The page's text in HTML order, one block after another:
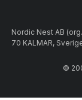
Nordic Nest AB
70 KALMAR,
©